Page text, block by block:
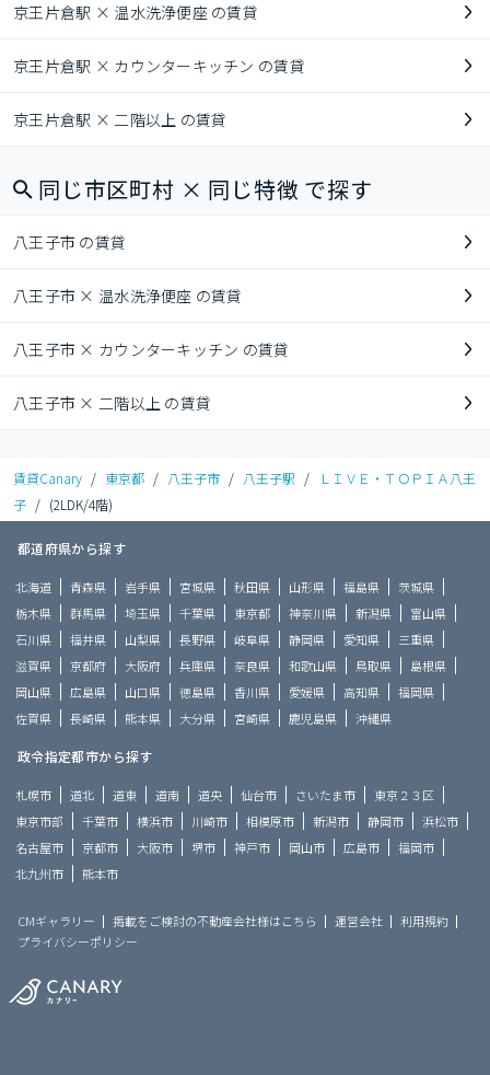
京王片倉駅 × 温水洗浄便座 の賃貸
京王片倉駅 × カウンターキッチン の賃貸
京王片倉駅 × 二階以上 の賃貸
同じ市区町村 × 同じ特徴 で探す
八王子市 の賃貸
八王子市 × 温水洗浄便座 の賃貸
八王子市 × カウンターキッチン の賃貸
八王子市 × 二階以上 の賃貸
賃貸Canary / 東京都 / 八王子市 / 八王子駅 /
ＬＩＶＥ・ＴＯＰＩＡ八王
子 / (2LDK/4階)
都道府県から探す
北海道 青森県 岩手県 宮城県 秋田県 山形県 福島県
茨城県
栃木県
群馬県 埼玉県 千葉県 東京都 神奈川県 新潟県
富山県
石川県
福井県 山梨県 長野県 岐阜県 静岡県 愛知県
三重県
滋賀県
京都府 大阪府 兵庫県 奈良県 和歌山県 鳥取県
島根県
岡山県
広島県 山口県 徳島県 香川県 愛媛県 高知県
福岡県
佐賀県
長崎県 熊本県 大分県 宮崎県 鹿児島県 沖縄県
政令指定都市から探す
札幌市 道北 道東 道南 道央 仙台市 さいたま市
東京２３区
東京市部
千葉市 横浜市 川崎市 相模原市 新潟市 静岡市
浜松市
名古屋市
京都市 大阪市 堺市 神戸市 岡山市 広島市
福岡市
北九州市
熊本市
CMギャラリー 掲載をご検討の不動産会社様はこちら 運営会社
利用規約
プライバシーポリシー